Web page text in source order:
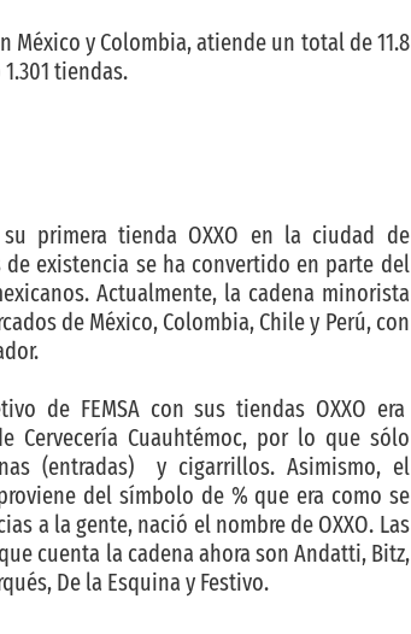
y Colombia, atiende un total de 11.8
tiendas.
su primera tienda OXXO en la ciudad de
de existencia se ha convertido en parte del
Actualmente, la cadena minorista
de México, Colombia, Chile y Perú, con
de FEMSA con sus tiendas OXXO era
Cervecería Cuauhtémoc, por lo que sólo
(entradas) y cigarrillos. Asimismo, el
del símbolo de % que era como se
a la gente, nació el nombre de OXXO. Las
cuenta la cadena ahora son Andatti, Bitz,
De la Esquina y Festivo.